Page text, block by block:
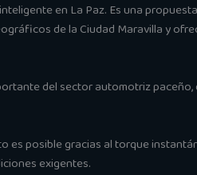
en La Paz. Es una
de la Ciudad Maravilla y
del sector automotriz
es posible gracias al torque
exigentes.